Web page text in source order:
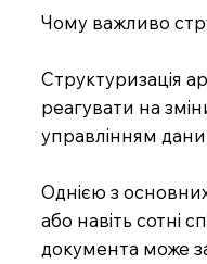
Чому важливо
Структуризація
реагувати на
управлінням
Однією з
або навіть сотні
документа може